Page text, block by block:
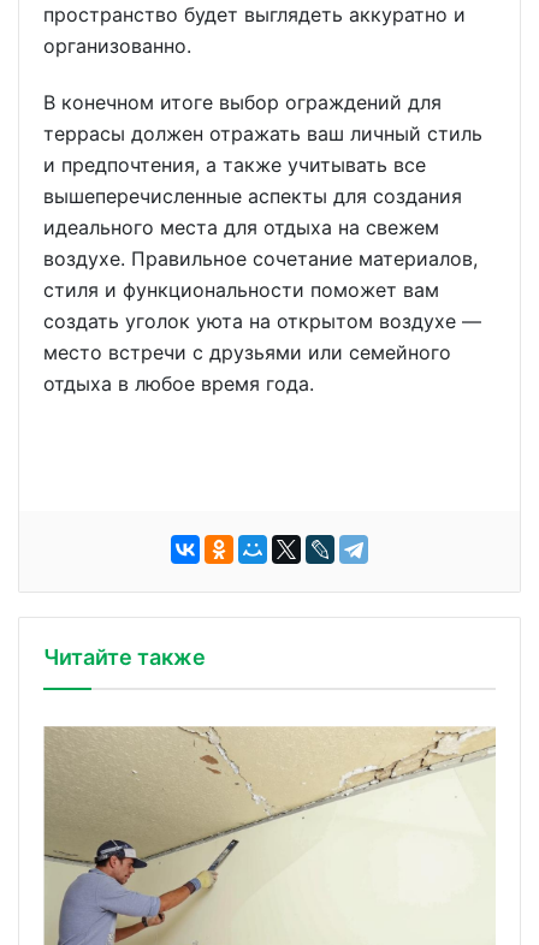
пространство будет выглядеть аккуратно и
организованно.
В конечном итоге выбор ограждений для
террасы должен отражать ваш личный стиль
и предпочтения, а также учитывать все
вышеперечисленные аспекты для создания
идеального места для отдыха на свежем
воздухе. Правильное сочетание материалов,
стиля и функциональности поможет вам
создать уголок уюта на открытом воздухе —
место встречи с друзьями или семейного
отдыха в любое время года.
Читайте также